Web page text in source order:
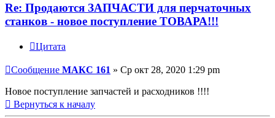
Re: Продаются ЗАПЧАСТИ для перчаточных
станков - новое поступление ТОВАРА!!!
Цитата
Сообщение МАКС 161 » Ср окт 28, 2020 1:29 pm
Новое поступление запчастей и расходников !!!!
Вернуться к началу